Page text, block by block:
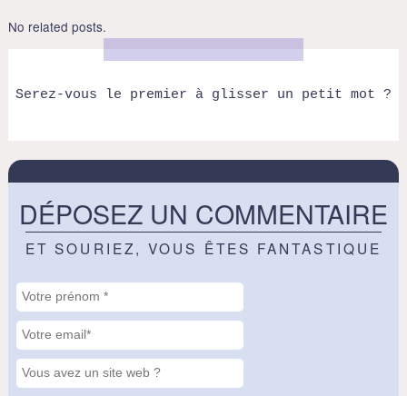
No related posts.
Serez-vous le premier à glisser un petit mot ?
DÉPOSEZ UN COMMENTAIRE
ET SOURIEZ, VOUS ÊTES FANTASTIQUE